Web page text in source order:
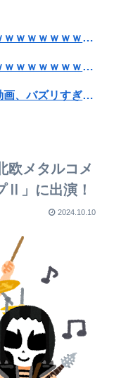
【悲報】風俗で働きだした女ですがｗｗｗｗｗｗｗｗｗｗｗwwww
【悲報】風俗嬢やってる女の末路ｗｗｗｗｗｗｗｗｗｗｗ
【動画】クレヨンしんちゃんの例の動画、バズリすぎてネットミームと化すｗｗｗｗ
【画像】AKBのセンター、レベチな事が世間にバレ始めるｗｗｗｗｗｗｗ
父親「値上げラッシュでお味噌汁が飲めません...」息子「本当は味噌汁飲みたい」
愛してね♥」
欧メタルコメ
Ⅱ」に出演！
2024.10.10